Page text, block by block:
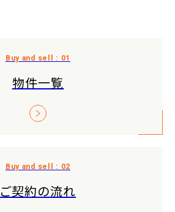
物件一覧
ご契約の流れ